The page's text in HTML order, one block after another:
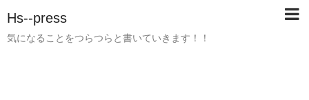
Hs--press
気になることをつらつらと書いていきます！！